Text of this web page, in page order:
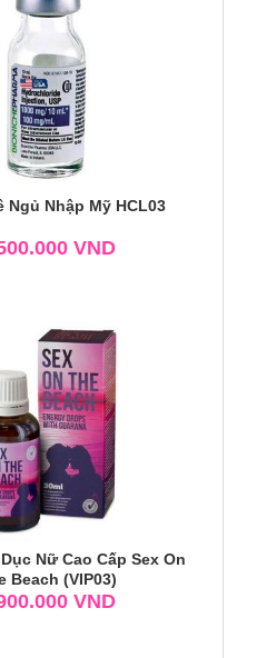
Ngủ Nhập Mỹ HCL03
VND
Nữ Cao Cấp Sex On
Beach (VIP03)
VND